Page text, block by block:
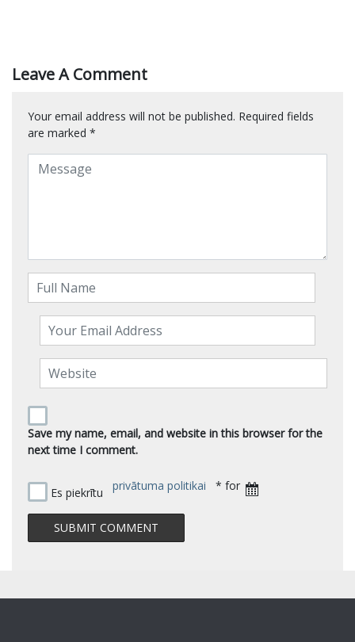
Leave A Comment
Your email address will not be published. Required fields
are marked *
Save my name, email, and website in this browser for the
next time I comment.
Es piekrītu privātuma politikai * for